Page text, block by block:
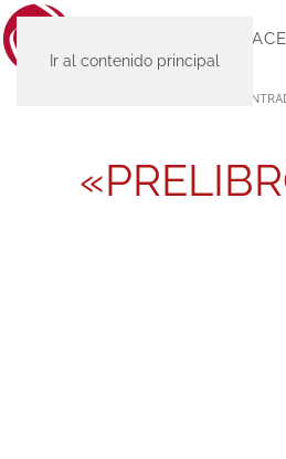
Ir al contenido principal
SC-